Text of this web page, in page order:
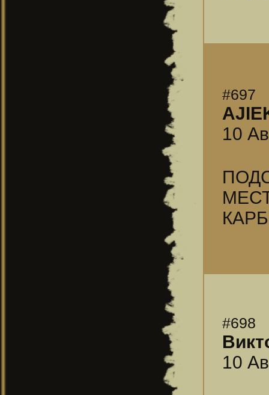
#697
10
#698
10